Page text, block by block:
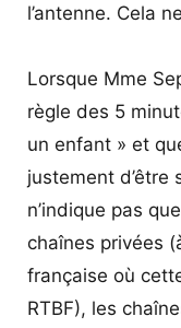
l’antenne. Cela
Lorsque Mme
règle des 5
un enfant » et
justement d’être
n’indique pas
chaînes privées
française où
RTBF), les